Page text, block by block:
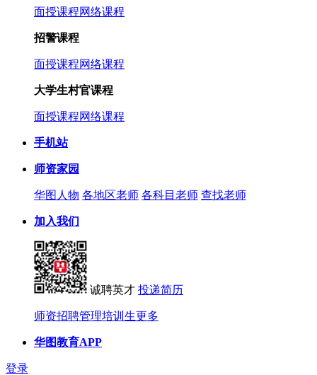
面授课程网络课程
招警课程
面授课程网络课程
大学生村官课程
面授课程网络课程
手机站
师资家园
华图人物 各地区老师 各科目老师 查找老师
加入我们
诚聘英才 投递简历
师资招聘管理培训生更多
华图教育APP
登录